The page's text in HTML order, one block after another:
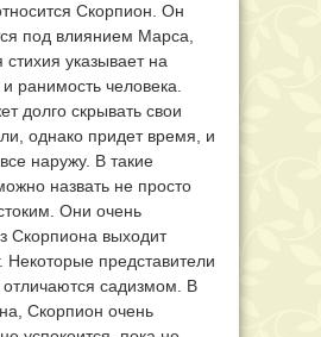
Скорпион. Он
под влиянием Марса,
указывает на
и ранимость человека.
долго скрывать свои
однако придет время, и
наружу. В такие
назвать не просто
Они очень
Скорпиона выходит
Некоторые представители
отличаются садизмом. В
Скорпион очень